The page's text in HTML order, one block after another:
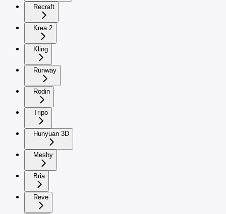
Recraft
Krea 2
Kling
Runway
Rodin
Tripo
Hunyuan 3D
Meshy
Bria
Reve